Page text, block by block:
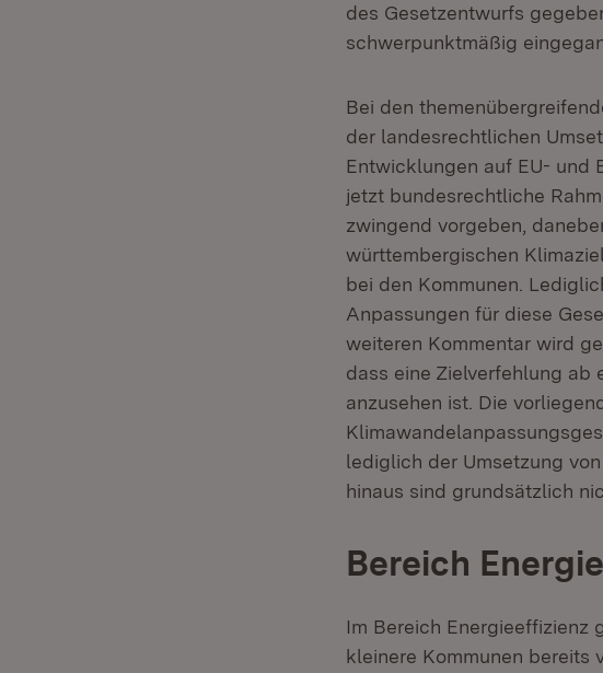
des Gesetzentwurfs
schwerpunktmäßig
Bei den
der landesrechtlichen
Entwicklungen auf EU- und
jetzt bundesrechtliche
zwingend vorgeben,
württembergischen
bei den Kommunen.
Anpassungen für diese
weiteren Kommentar wird
dass eine Zielverfehlung ab
anzusehen ist. Die
lediglich der Umsetzung
hinaus sind grundsätzlich
Bereich
Im Bereich Energieeffizienz
kleinere Kommunen bereits